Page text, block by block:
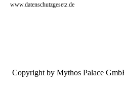
www.datenschutzgesetz.de
Copyright by Mythos Palace